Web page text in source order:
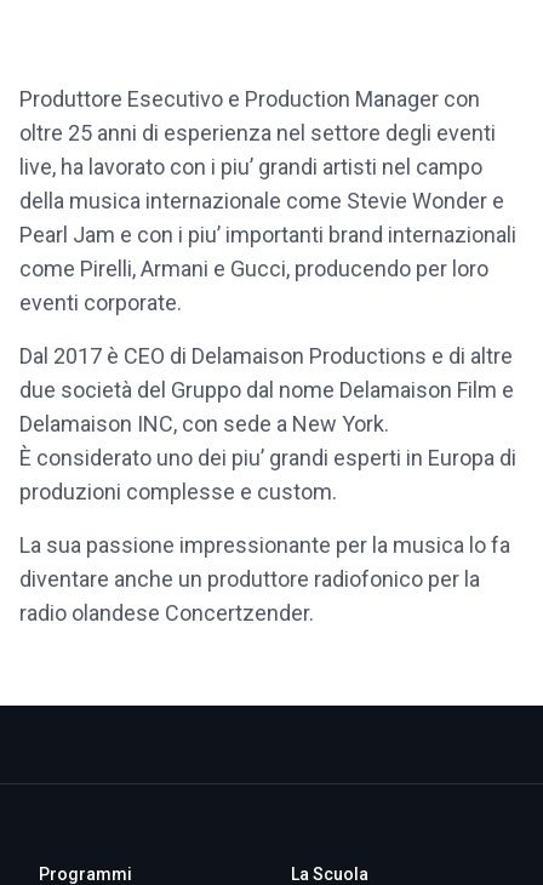
Produttore Esecutivo e Production Manager con
oltre 25 anni di esperienza nel settore degli eventi
live, ha lavorato con i piu’ grandi artisti nel campo
della musica internazionale come Stevie Wonder e
Pearl Jam e con i piu’ importanti brand internazionali
come Pirelli, Armani e Gucci, producendo per loro
eventi corporate.
Dal 2017 è CEO di Delamaison Productions e di altre
due società del Gruppo dal nome Delamaison Film e
Delamaison INC, con sede a New York.
È considerato uno dei piu’ grandi esperti in Europa di
produzioni complesse e custom.
La sua passione impressionante per la musica lo fa
diventare anche un produttore radiofonico per la
radio olandese Concertzender.
Programmi La Scuola